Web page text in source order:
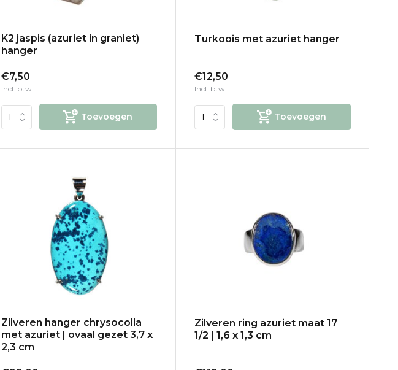
K2 jaspis (azuriet in graniet)
hanger
€7,50
Incl. btw
Toevoegen
Turkoois met azuriet hanger
€12,50
Incl. btw
Toevoegen
Zilveren hanger chrysocolla
met azuriet | ovaal gezet 3,7 x
2,3 cm
Zilveren ring azuriet maat 17
1/2 | 1,6 x 1,3 cm